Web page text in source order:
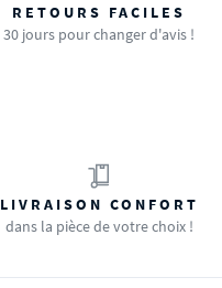
RETOURS FACILES
30 jours pour changer d'avis !
LIVRAISON CONFORT
dans la pièce de votre choix !